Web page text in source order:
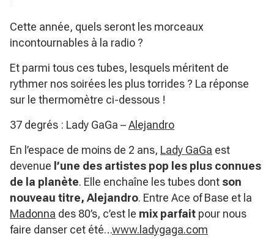
Cette année, quels seront les morceaux
incontournables à la radio ?
Et parmi tous ces tubes, lesquels méritent de
rythmer nos soirées les plus torrides ? La réponse
sur le thermomètre ci-dessous !
37 degrés : Lady GaGa –Alejandro
En l’espace de moins de 2 ans, Lady GaGa est
devenue l’une des artistes pop les plus connues
de la planète. Elle enchaîne les tubes dont son
nouveau titre, Alejandro. Entre Ace of Base et la
Madonna des 80’s, c’est le mix parfait pour nous
faire danser cet été…www.ladygaga.com